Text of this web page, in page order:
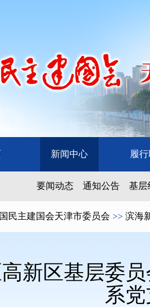
新闻中心 履
要闻动态 通知公告 基层
民主建国会天津市委员会 >> 滨海
新区基层委
系